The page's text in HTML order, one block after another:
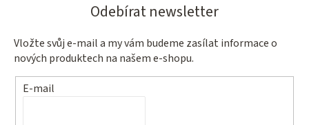
v
p
Odebírat newsletter
Vložte svůj e-mail a my vám budeme zasílat informace o
nových produktech na našem e-shopu.
E-mail